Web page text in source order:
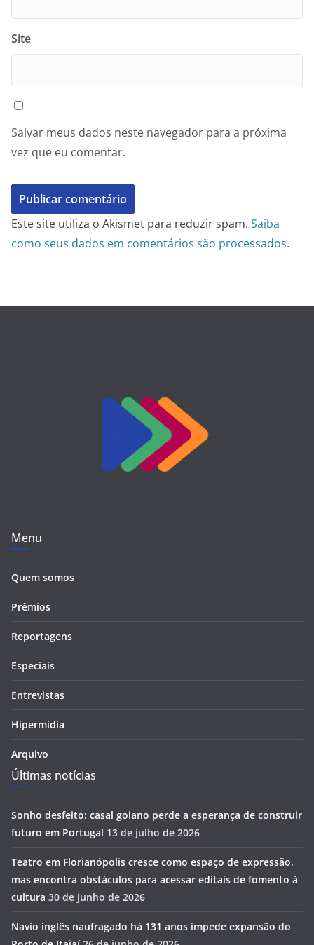
Site
Salvar meus dados neste navegador para a próxima
vez que eu comentar.
Este site utiliza o Akismet para reduzir spam. Saiba
como seus dados em comentários são processados.
Menu
Quem somos
Prêmios
Reportagens
Especiais
Entrevistas
Hipermídia
Arquivo
Últimas notícias
Sonho desfeito: casal goiano perde a esperança de construir
futuro em Portugal 13 de julho de 2026
Teatro em Florianópolis cresce como espaço de expressão,
mas encontra obstáculos para acessar editais de fomento à
cultura 30 de junho de 2026
Navio inglês naufragado há 131 anos impede expansão do